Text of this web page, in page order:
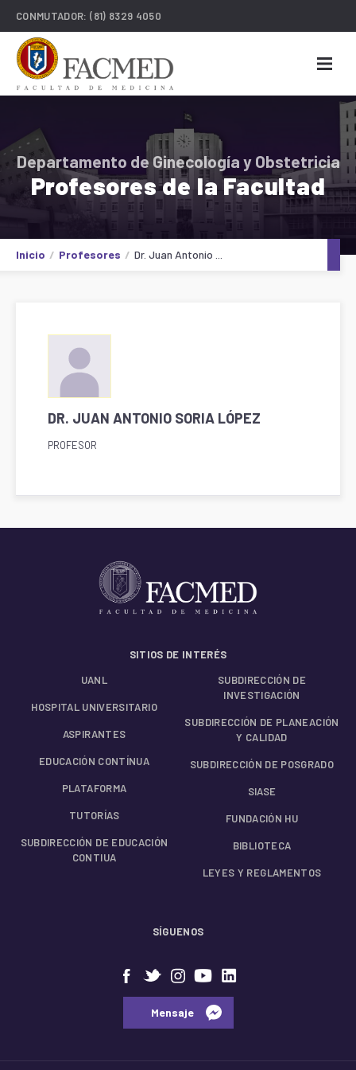
CONMUTADOR:(81) 8329 4050
Departamento de Ginecología y Obstetricia
Profesores de la Facultad
Inicio Profesores Dr. Juan Antonio ...
DR. JUAN ANTONIO SORIA LÓPEZ
PROFESOR
SITIOS DE INTERÉS
UANL
HOSPITAL UNIVERSITARIO
ASPIRANTES
EDUCACIÓN CONTÍNUA
PLATAFORMA
TUTORÍAS
SUBDIRECCIÓN DE EDUCACIÓN
CONTIUA
SUBDIRECCIÓN DE
INVESTIGACIÓN
SUBDIRECCIÓN DE PLANEACIÓN
Y CALIDAD
SUBDIRECCIÓN DE POSGRADO
SIASE
FUNDACIÓN HU
BIBLIOTECA
LEYES Y REGLAMENTOS
SÍGUENOS
⠀⠀Mensaje⠀